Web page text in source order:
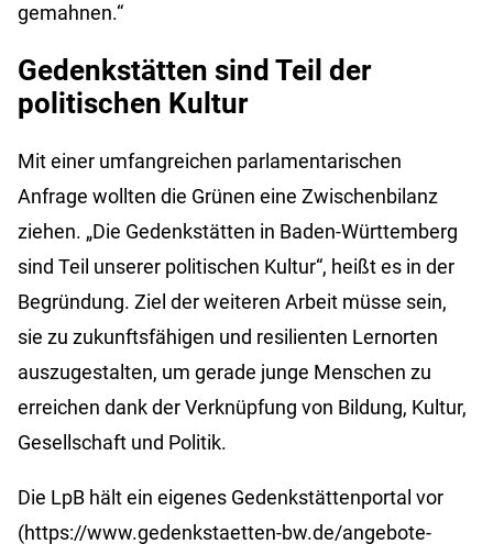
gemahnen.“
Gedenkstätten sind Teil der
politischen Kultur
Mit einer umfangreichen parlamentarischen
Anfrage wollten die Grünen eine Zwischenbilanz
ziehen. „Die Gedenkstätten in Baden-Württemberg
sind Teil unserer politischen Kultur“, heißt es in der
Begründung. Ziel der weiteren Arbeit müsse sein,
sie zu zukunftsfähigen und resilienten Lernorten
auszugestalten, um gerade junge Menschen zu
erreichen dank der Verknüpfung von Bildung, Kultur,
Gesellschaft und Politik.
Die LpB hält ein eigenes Gedenkstättenportal vor
(https://www.gedenkstaetten-bw.de/angebote-